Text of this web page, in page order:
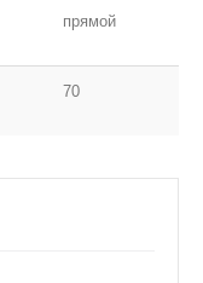
прямой
70